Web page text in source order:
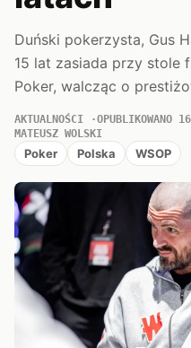
Duński pokerzysta, Gus
15 lat zasiada przy stole
Poker, walcząc o
AKTUALNOŚCI OPUBLIKOWANO
MATEUSZ WOLSKI
Poker Polska WSOP